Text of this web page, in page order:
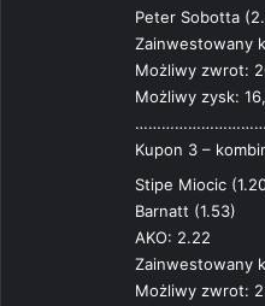
Peter Sobotta
Zainwestowany
Możliwy zwrot:
Możliwy zysk:
Kupon 3 –
Stipe Miocic
Barnatt (1.53)
AKO: 2.22
Zainwestowany
Możliwy zwrot: